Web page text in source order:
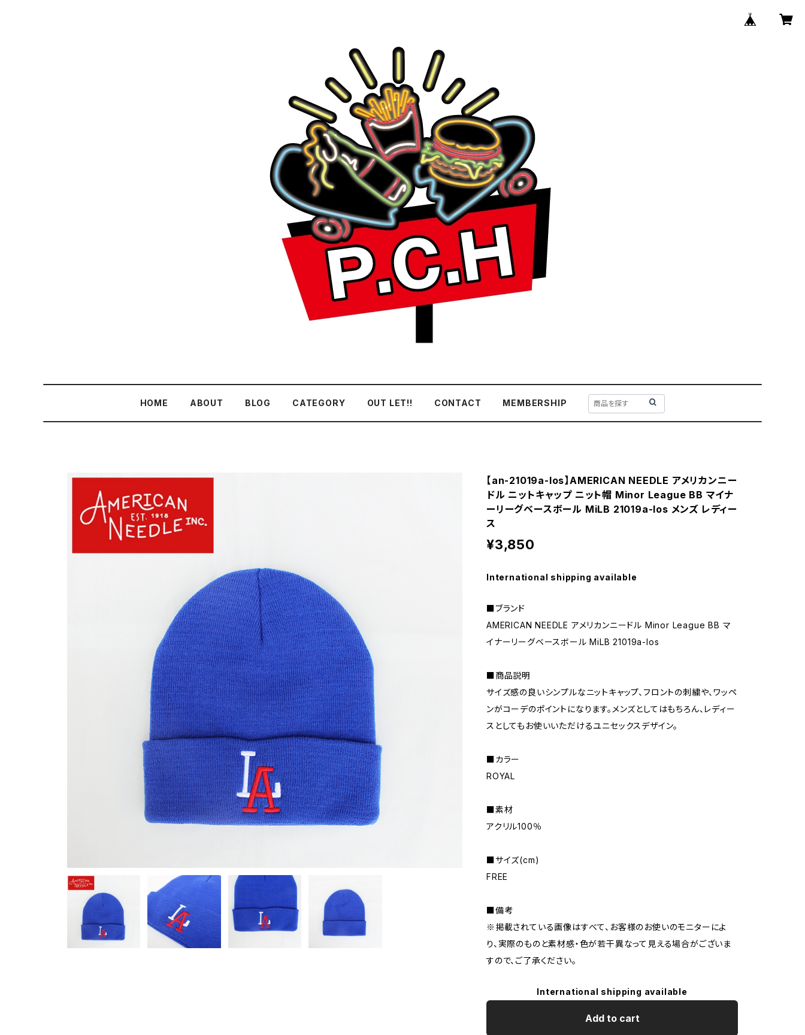
HOME ABOUT BLOG CATEGORY OUT LET!! CONTACT MEMBERSHIP
【an-21019a-los】AMERICAN NEEDLE アメリカンニー
ドル ニットキャップ ニット帽 Minor League BB マイナ
ーリーグベースボール MiLB 21019a-los メンズ レディー
ス
¥3,850
International shipping available
■ブランド
AMERICAN NEEDLE アメリカンニードル Minor League BB マ
イナーリーグベースボール MiLB 21019a-los
■商品説明
サイズ感の良いシンプルなニットキャップ、フロントの刺繍や、ワッペ
ンがコーデのポイントになります。メンズとしてはもちろん、レディー
スとしてもお使いいただけるユニセックスデザイン。
■カラー
ROYAL
■素材
アクリル100％
■サイズ(cm)
FREE
■備考
※掲載されている画像はすべて、お客様のお使いのモニターによ
り、実際のものと素材感・色が若干異なって見える場合がございま
すので、ご了承ください。
International shipping available
Add to cart